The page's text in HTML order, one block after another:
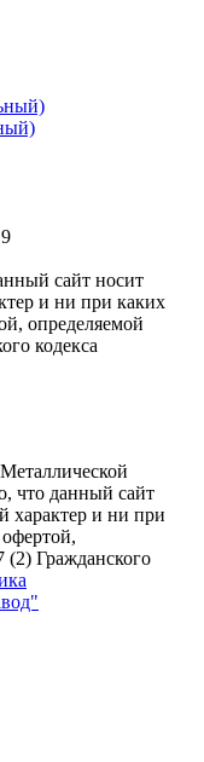
сайт носит
и ни при каких
определяемой
кодекса
что данный сайт
характер и ни при
(2) Гражданского